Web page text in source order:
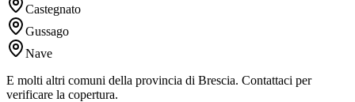
Castegnato
Gussago
Nave
E molti altri comuni della provincia di Brescia. Contattaci per
verificare la copertura.